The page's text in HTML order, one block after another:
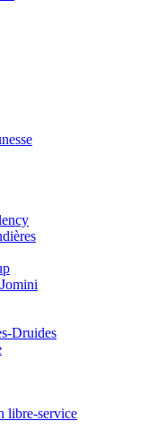
Druides
libre-service